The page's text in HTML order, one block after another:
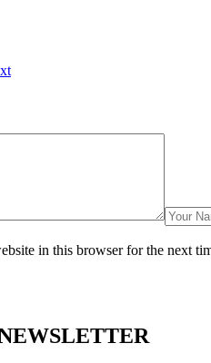
in this browser for the next